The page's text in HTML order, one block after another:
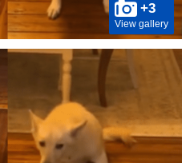
+3
View gallery